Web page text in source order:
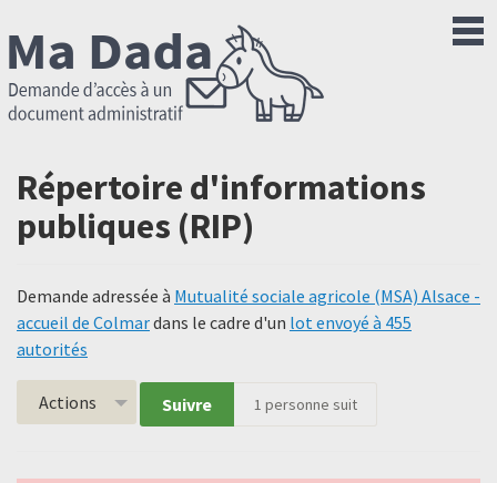
Répertoire d'informations
publiques (RIP)
Demande adressée à Mutualité sociale agricole (MSA) Alsace -
accueil de Colmardans le cadre d'un lot envoyé à 455
autorités
Actions Suivre 1 personne suit